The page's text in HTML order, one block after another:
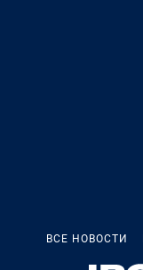
ВСЕ НОВОСТИ